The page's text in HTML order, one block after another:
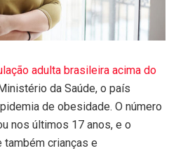
adulta brasileira acima do
da Saúde, o país
de obesidade. O número
nos últimos 17 anos, e o
crianças e